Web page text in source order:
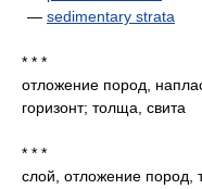
— sedimentary strata
* * *
отложение пород,
горизонт; толща, свита
* * *
слой, отложение пород,